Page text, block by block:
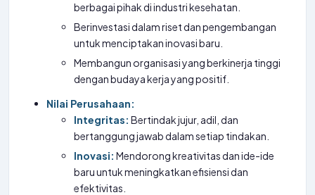
berbagai pihak di industri kesehatan.
Berinvestasi dalam riset dan pengembangan
untuk menciptakan inovasi baru.
Membangun organisasi yang berkinerja tinggi
dengan budaya kerja yang positif.
Nilai Perusahaan:
Integritas: Bertindak jujur, adil, dan
bertanggung jawab dalam setiap tindakan.
Inovasi: Mendorong kreativitas dan ide-ide
baru untuk meningkatkan efisiensi dan
efektivitas.